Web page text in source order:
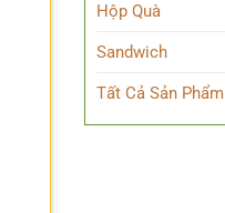
Hộp Quà
Sandwich
Tất Cả Sản Phẩm